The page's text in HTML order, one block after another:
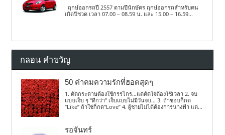
ฤกษ์ออกรถปี 2557 ตามปีนักษัตร ฤกษ์ออกรถสำหรับคน
เกิดปีชวด เวลา 07.00 – 08.59 น. และ 15.00 – 16.59...
กลอน คำขวัญ
50 คำคมความรักที่ฮอตสุดๆ
1. ตัดกระดาษต้องใช้กรรไกร…แต่ตัดใจต้องใช้เวลา 2. จบ
แบบเจ็บ ๆ “ดีกว่า” เจ็บแบบไม่มีวันจบ… 3. ถ้าชอบก็กด
“Like” ถ้าใช่ก็กด”Love” 4. ผู้ชายไม่ได้ต้องการนางฟ้า แต่...
รอจันทร์